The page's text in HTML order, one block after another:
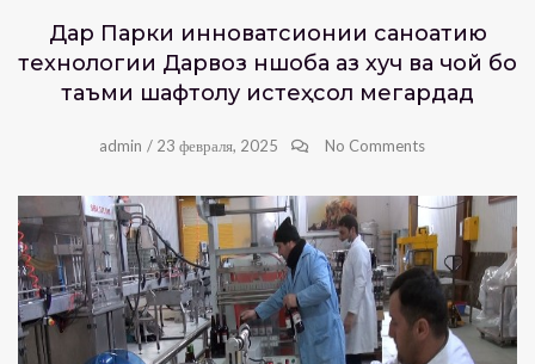
Дар Парки инноватсионии саноатию
технологии Дарвоз нӯшоба аз хуч ва чой бо
таъми шафтолу истеҳсол мегардад
admin / 23 февраля, 2025 No Comments